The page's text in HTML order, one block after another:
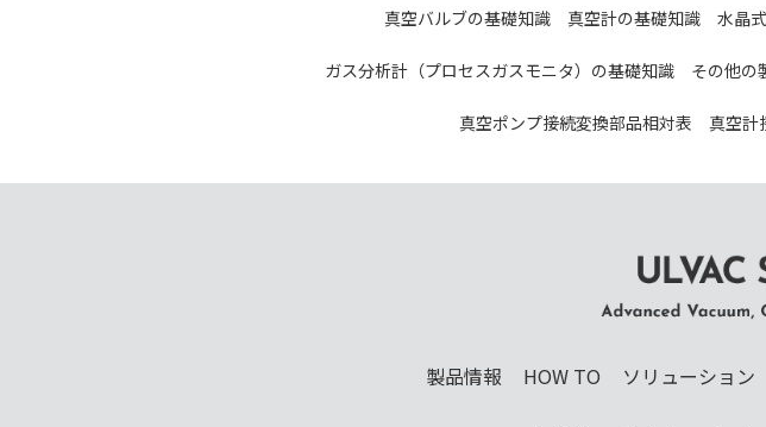
真空バルブの基礎知識 真空計の基礎知識 水晶
ガス分析計（プロセスガスモニタ）の基礎知識 その他の
真空ポンプ接続変換部品相対表 真空計
& Analytical
製品情報 HOW TO ソリューション